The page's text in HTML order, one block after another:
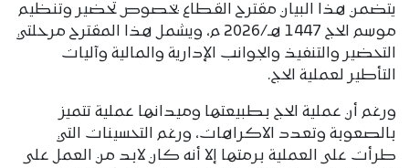
يتضمن هذا البيان مقترح القطاع بخصوص تحضير وتنظيم
موسم الحج 1447 هـ/2026 م، ويشمل هذا المقترح مرحلتي
التحضير والتنفيذ والجوانب الإدارية والمالية وآليات
التأطير لعملية الحج.
ورغم أن عملية الحج بطبيعتها وميدانها عملية تتميز
بالصعوبة وتعدد الاكراهات، ورغم التحسينات التي
طرأت على العملية برمتها إلا أنه كان لابد من العمل على